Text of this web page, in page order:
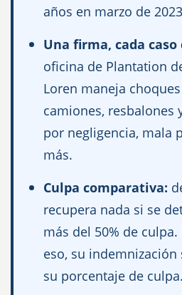
años en marzo de
Una firma, cada caso
oficina de Plantation
Loren maneja
camiones, resbalones
por negligencia, mala
más.
Culpa comparativa:
recupera nada si se
más del 50% de
eso, su indemnización
su porcentaje de culpa.